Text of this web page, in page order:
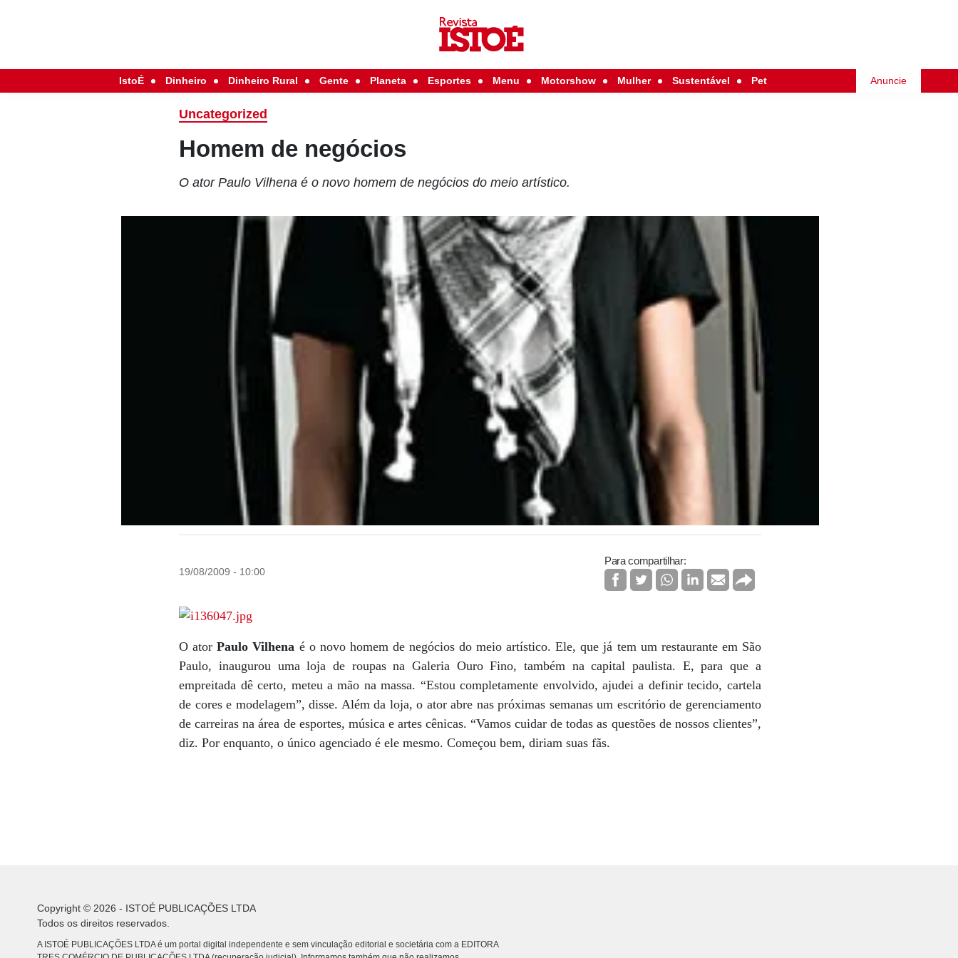
IstoÉ Dinheiro Dinheiro Rural Gente Planeta Esportes Menu Motorshow Mulher Sustentável Pet Anuncie
Uncategorized
Homem de negócios
O ator Paulo Vilhena é o novo homem de negócios do meio artístico.
19/08/2009 - 10:00
Para compartilhar:
O atorPaulo Vilhena é o novo homem de negócios do meio artístico. Ele, que já tem um restaurante em São
Paulo, inaugurou uma loja de roupas na Galeria Ouro Fino, também na capital paulista. E, para que a
empreitada dê certo, meteu a mão na massa. “Estou completamente envolvido, ajudei a definir tecido, cartela
de cores e modelagem”, disse. Além da loja, o ator abre nas próximas semanas um escritório de gerenciamento
de carreiras na área de esportes, música e artes cênicas. “Vamos cuidar de todas as questões de nossos clientes”,
diz. Por enquanto, o único agenciado é ele mesmo. Começou bem, diriam suas fãs.
Copyright © 2026 - ISTOÉ PUBLICAÇÕES LTDA
Todos os direitos reservados.
A ISTOÉ PUBLICAÇÕES LTDA é um portal digital independente e sem vinculação editorial e societária com a EDITORA